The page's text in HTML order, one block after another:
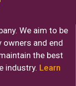
We aim to be
and end
the best
industry. Learn